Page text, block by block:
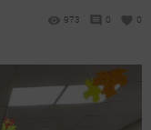
973 0 0